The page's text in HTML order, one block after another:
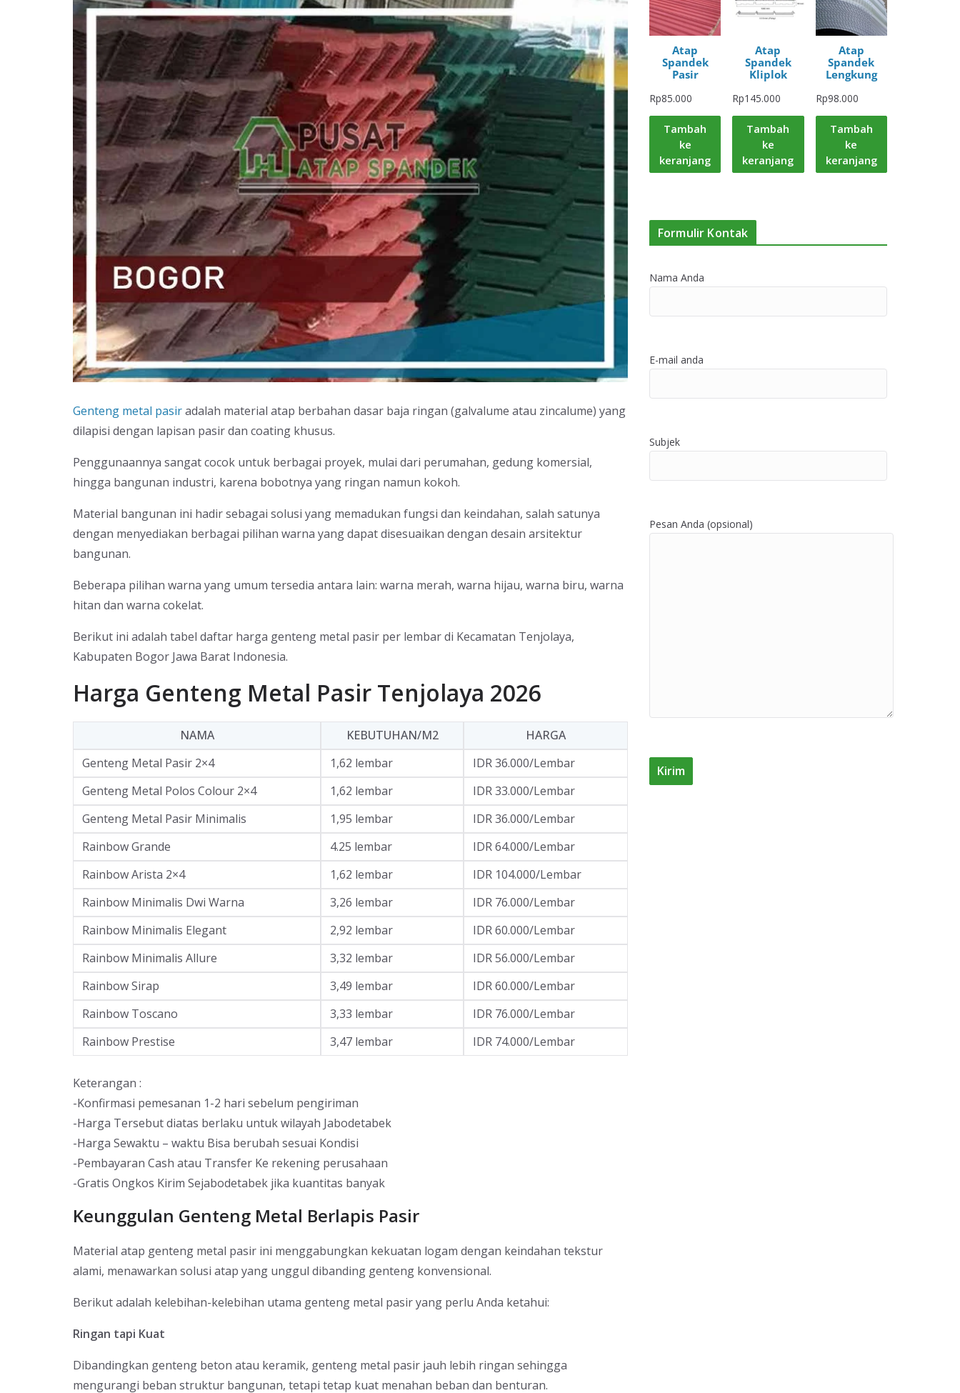
Genteng metal pasiradalah material atap berbahan dasar baja ringan (galvalume atau zincalume) yang
dilapisi dengan lapisan pasir dan coating khusus.
Penggunaannya sangat cocok untuk berbagai proyek, mulai dari perumahan, gedung komersial,
hingga bangunan industri, karena bobotnya yang ringan namun kokoh.
Material bangunan ini hadir sebagai solusi yang memadukan fungsi dan keindahan, salah satunya
dengan menyediakan berbagai pilihan warna yang dapat disesuaikan dengan desain arsitektur
bangunan.
Beberapa pilihan warna yang umum tersedia antara lain: warna merah, warna hijau, warna biru, warna
hitan dan warna cokelat.
Berikut ini adalah tabel daftar harga genteng metal pasir per lembar di Kecamatan Tenjolaya,
Kabupaten Bogor Jawa Barat Indonesia.
Harga Genteng Metal Pasir Tenjolaya 2026
NAMA KEBUTUHAN/M2
HARGA
Genteng Metal Pasir 2×4
1,62 lembar
IDR 36.000/Lembar
Genteng Metal Polos Colour 2×4
1,62 lembar
IDR 33.000/Lembar
Genteng Metal Pasir Minimalis
1,95 lembar
IDR 36.000/Lembar
Rainbow Grande
4.25 lembar
IDR 64.000/Lembar
Rainbow Arista 2×4
1,62 lembar
IDR 104.000/Lembar
Rainbow Minimalis Dwi Warna
3,26 lembar
IDR 76.000/Lembar
Rainbow Minimalis Elegant
2,92 lembar
IDR 60.000/Lembar
Rainbow Minimalis Allure
3,32 lembar
IDR 56.000/Lembar
Rainbow Sirap
3,49 lembar
IDR 60.000/Lembar
Rainbow Toscano
3,33 lembar
IDR 76.000/Lembar
Rainbow Prestise
3,47 lembar IDR 74.000/Lembar
Keterangan :
-Konfirmasi pemesanan 1-2 hari sebelum pengiriman
-Harga Tersebut diatas berlaku untuk wilayah Jabodetabek
-Harga Sewaktu – waktu Bisa berubah sesuai Kondisi
-Pembayaran Cash atau Transfer Ke rekening perusahaan
-Gratis Ongkos Kirim Sejabodetabek jika kuantitas banyak
Keunggulan Genteng Metal Berlapis Pasir
Material atap genteng metal pasir ini menggabungkan kekuatan logam dengan keindahan tekstur
alami, menawarkan solusi atap yang unggul dibanding genteng konvensional.
Berikut adalah kelebihan-kelebihan utama genteng metal pasir yang perlu Anda ketahui:
Ringan tapi Kuat
Dibandingkan genteng beton atau keramik, genteng metal pasir jauh lebih ringan sehingga
mengurangi beban struktur bangunan, tetapi tetap kuat menahan beban dan benturan.
Atap
Spandek
Pasir
Rp85.000
Tambah
ke
keranjang
Atap
Spandek
Kliplok
Rp145.000
Tambah
ke
keranjang
Atap
Spandek
Lengkung
Rp98.000
Tambah
ke
keranjang
Formulir Kontak
Nama Anda
E-mail anda
Subjek
Pesan Anda (opsional)